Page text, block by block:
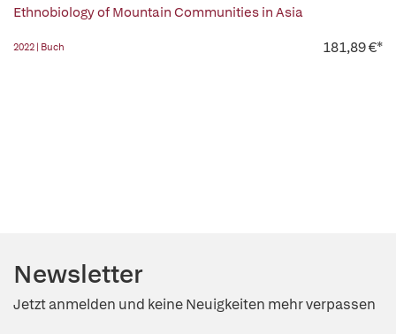
Ethnobiology of Mountain Communities in Asia
2022 | Buch 181,89 €*
Newsletter
Jetzt anmelden und keine Neuigkeiten mehr verpassen